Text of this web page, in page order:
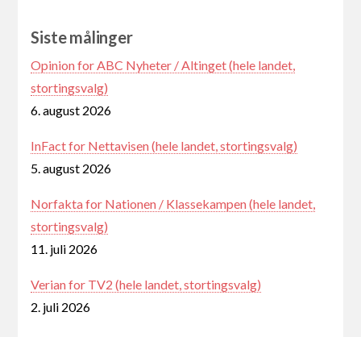
Siste målinger
Opinion for ABC Nyheter / Altinget (hele landet,
stortingsvalg)
6. august 2026
InFact for Nettavisen (hele landet, stortingsvalg)
5. august 2026
Norfakta for Nationen / Klassekampen (hele landet,
stortingsvalg)
11. juli 2026
Verian for TV2 (hele landet, stortingsvalg)
2. juli 2026